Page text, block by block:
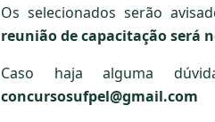
Os selecionados serão
reunião de capacitação será
Caso haja alguma
concursosufpel@gmail.com